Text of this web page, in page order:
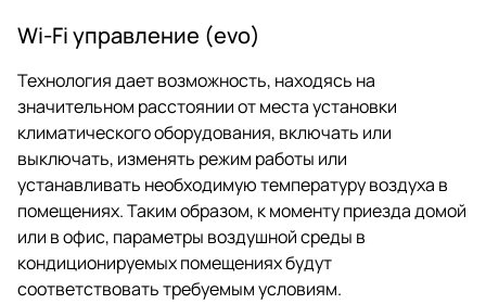
Wi-Fi управление (evo)
Технология дает возможность, находясь на
значительном расстоянии от места установки
климатического оборудования, включать или
выключать, изменять режим работы или
устанавливать необходимую температуру воздуха в
помещениях. Таким образом, к моменту приезда домой
или в офис, параметры воздушной среды в
кондиционируемых помещениях будут
соответствовать требуемым условиям.